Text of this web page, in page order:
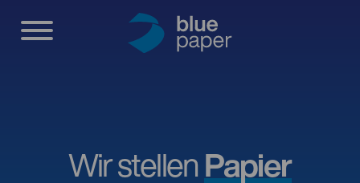
Wir stellen Papier